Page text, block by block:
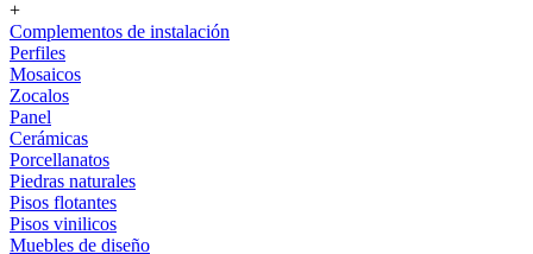
+
Complementos de instalación
Perfiles
Mosaicos
Zocalos
Panel
Cerámicas
Porcellanatos
Piedras naturales
Pisos flotantes
Pisos vinilicos
Muebles de diseño